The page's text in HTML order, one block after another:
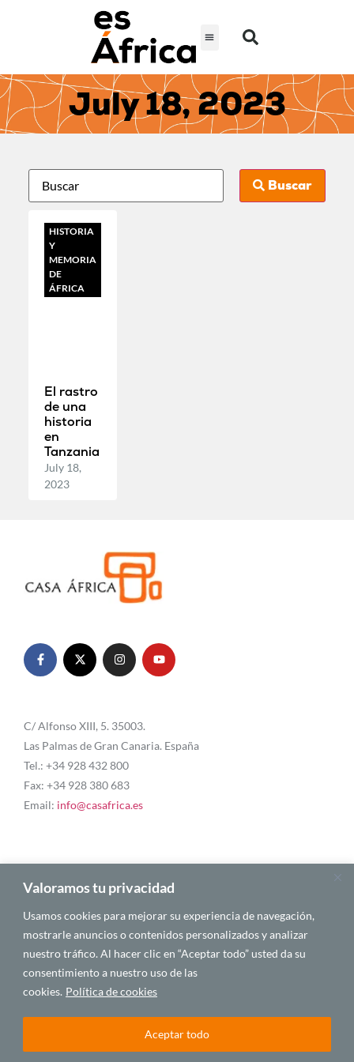
Valoramos tu privacidad
Usamos cookies para mejorar su experiencia de navegación,
mostrarle anuncios o contenidos personalizados y analizar
nuestro tráfico. Al hacer clic en “Aceptar todo” usted da su
consentimiento a nuestro uso de las
cookies. Política de cookies
Aceptar todo
July 18, 2023
Buscar
HISTORIA
Y
MEMORIA
DE
ÁFRICA
El rastro
de una
historia
en
Tanzania
July 18,
2023
C/ Alfonso XIII, 5. 35003.
Las Palmas de Gran Canaria. España
Tel.: +34 928 432 800
Fax: +34 928 380 683
Email: info@casafrica.es
Blog
About Us
Personalities
English